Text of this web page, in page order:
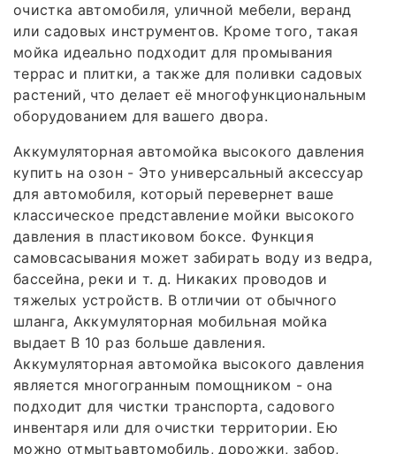
очистка автомобиля, уличной мебели, веранд
или садовых инструментов. Кроме того, такая
мойка идеально подходит для промывания
террас и плитки, а также для поливки садовых
растений, что делает её многофункциональным
оборудованием для вашего двора.
Аккумуляторная автомойка высокого давления
купить на озон - Это универсальный аксессуар
для автомобиля, который перевернет ваше
классическое представление мойки высокого
давления в пластиковом боксе. Функция
самовсасывания может забирать воду из ведра,
бассейна, реки и т. д. Никаких проводов и
тяжелых устройств. В отличии от обычного
шланга, Аккумуляторная мобильная мойка
выдает В 10 раз больше давления.
Аккумуляторная автомойка высокого давления
является многогранным помощником - она
подходит для чистки транспорта, садового
инвентаря или для очистки территории. Ею
можно отмытьавтомобиль, дорожки, забор,